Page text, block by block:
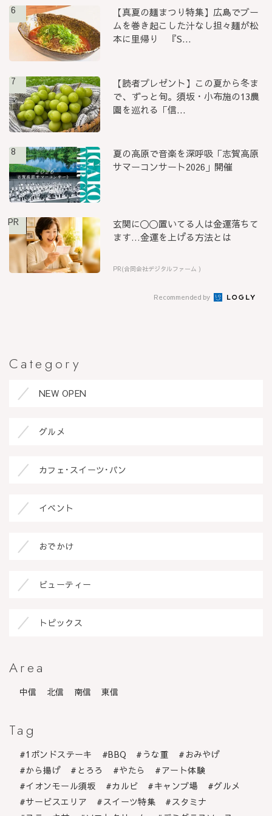
6
【真夏の麺まつり特集】広島でブー
ムを巻き起こした汁なし担々麺が松
本に里帰り 『S...
7
【読者プレゼント】この夏から冬ま
で、ずっと旬。須坂・小布施の13農
園を巡れる「信...
8
夏の高原で音楽を深呼吸「志賀高原
サマーコンサート2026」開催
PR
玄関に〇〇置いてる人は金運落ちて
ます…金運を上げる方法とは
PR(合同会社デジタルファーム )
Recommended by
Category
NEW OPEN
グルメ
カフェ･スイーツ･パン
イベント
おでかけ
ビューティー
トピックス
Area
中信 北信 南信 東信
Tag
1ポンドステーキ BBQ うな重
おみやげ
から揚げ
とろろ やたら
アート体験
イオンモール須坂
カルビ キャンプ場
グルメ
サービスエリア
スイーツ特集
スタミナ